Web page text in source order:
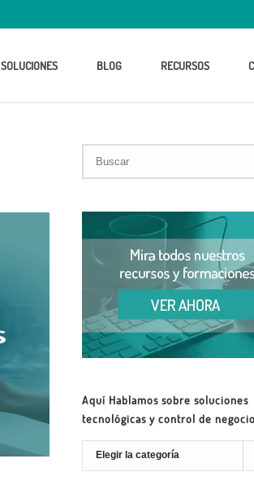
SOLUCIONES BLOG RECURSOS
Aquí Hablamos sobre soluciones
tecnológicas y control de